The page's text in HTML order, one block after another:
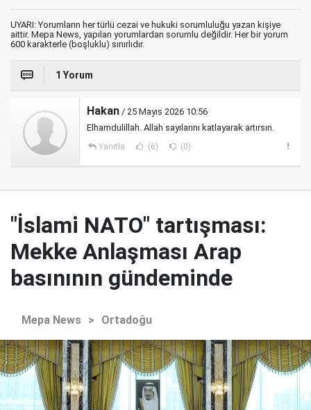
UYARI: Yorumların her türlü cezai ve hukuki sorumluluğu yazan kişiye
aittir. Mepa News, yapılan yorumlardan sorumlu değildir. Her bir yorum
600 karakterle (boşluklu) sınırlıdır.
1 Yorum
Hakan / 25 Mayıs 2026 10:56
Elhamdulillah. Allah sayılarını katlayarak artırsın.
Yanıtla (6) (0)
"İslami NATO" tartışması:
Mekke Anlaşması Arap
basınının gündeminde
Mepa News > Ortadoğu